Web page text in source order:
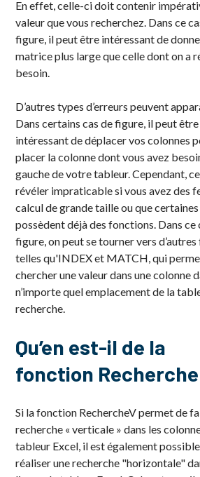
En effet, celle-ci doit contenir
valeur que vous recherchez. Dans ce
figure, il peut être intéressant de
matrice plus large que celle dont on a
besoin.
D’autres types d’erreurs peuvent
Dans certains cas de figure, il peut être
intéressant de déplacer vos colonnes
placer la colonne dont vous avez
gauche de votre tableur. Cependant,
révéler impraticable si vous avez des
calcul de grande taille ou que
possèdent déjà des fonctions. Dans ce
figure, on peut se tourner vers
telles qu'INDEX et MATCH, qui
chercher une valeur dans une colonne
n’importe quel emplacement de la
recherche.
Qu’en est-il de la
fonction
Si la fonction RechercheV permet de
recherche « verticale » dans les
tableur Excel, il est également
réaliser une recherche "horizontale"